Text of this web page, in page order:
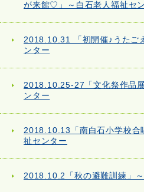
が来館♡」～白石老人福祉セ
2018.10.31 「初開催♪うたご
ンター
2018.10.25-27「文化祭作品
ンター
2018.10.13「南白石小学校合
祉センター
2018.10.2「秋の避難訓練」